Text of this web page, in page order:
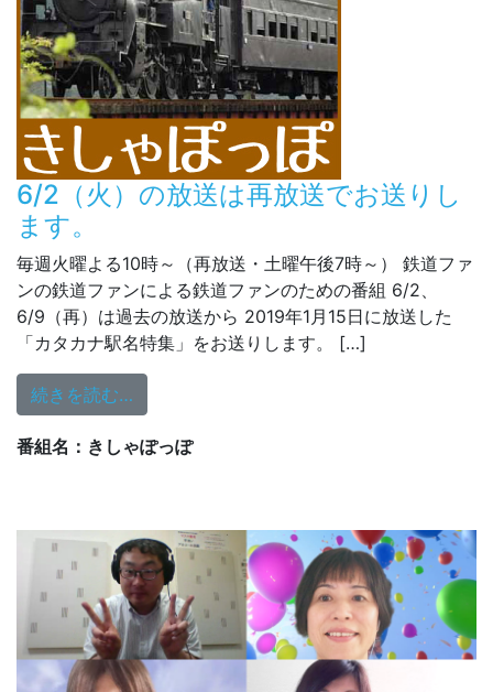
6/2（火）の放送は再放送でお送りし
ます。
毎週火曜よる10時～（再放送・土曜午後7時～） 鉄道ファ
ンの鉄道ファンによる鉄道ファンのための番組 6/2、
6/9（再）は過去の放送から 2019年1月15日に放送した
「カタカナ駅名特集」をお送りします。 […]
続きを読む…
番組名：きしゃぽっぽ